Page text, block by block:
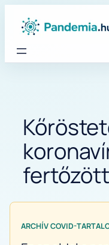
ARCHÍV COVID-